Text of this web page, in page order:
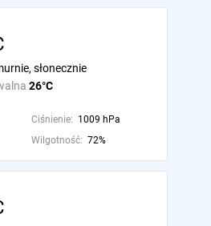
26°C
słonecznie
Ciśnienie: 1009 hPa
Wilgotność: 72%